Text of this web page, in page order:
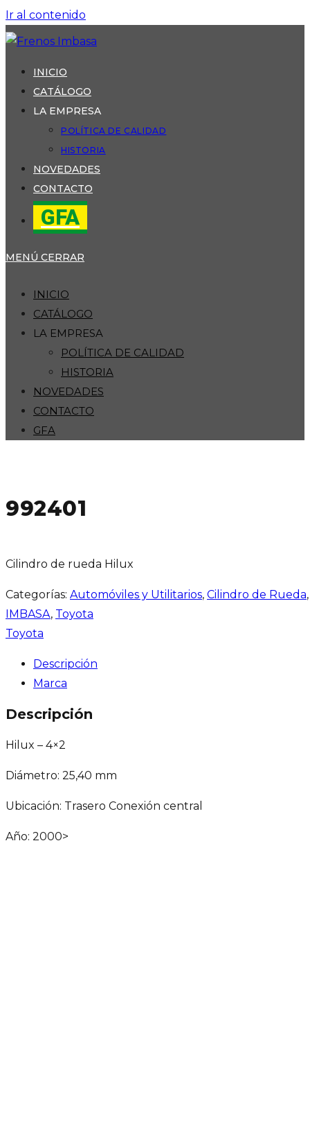
Ir al contenido
INICIO
CATÁLOGO
LA EMPRESA
POLÍTICA DE CALIDAD
HISTORIA
NOVEDADES
CONTACTO
GFA
MENÚ CERRAR
INICIO
CATÁLOGO
LA EMPRESA
POLÍTICA DE CALIDAD
HISTORIA
NOVEDADES
CONTACTO
GFA
992401
Cilindro de rueda Hilux
Categorías: Automóviles y Utilitarios, Cilindro de Rueda
IMBASA, Toyota
Toyota
Descripción
Marca
Descripción
Hilux – 4×2
Diámetro: 25,40 mm
Ubicación: Trasero Conexión central
Año: 2000>